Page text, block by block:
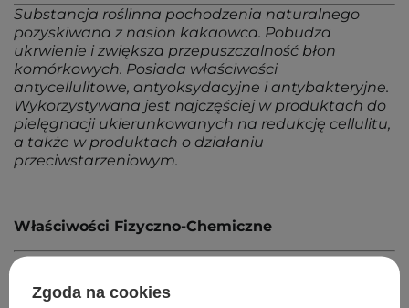
Substancja roślinna pochodzenia naturalnego
pozyskiwana z nasion kakaowca. Pobudza
ukrwienie i zwiększa przepuszczalność błon
komórkowych. Posiada właściwości
antycellulitowe, antyoksydacyjne i antybakteryjne.
Wykorzystywana jest najczęściej w produktach do
pielęgnacji ukierunkowanych na redukcję cellulitu,
a także w produktach o działaniu
przeciwstarzeniowym.
Właściwości Fizyczno-Chemiczne
jasnobrązowy kolor
Zgoda na cookies